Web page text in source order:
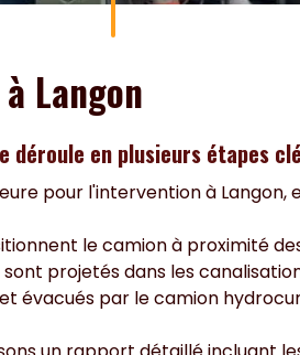
Langon
déroule en plusieurs étapes
pour l'intervention à
le camion à proximité
sont projetés dans les
évacués par le camion